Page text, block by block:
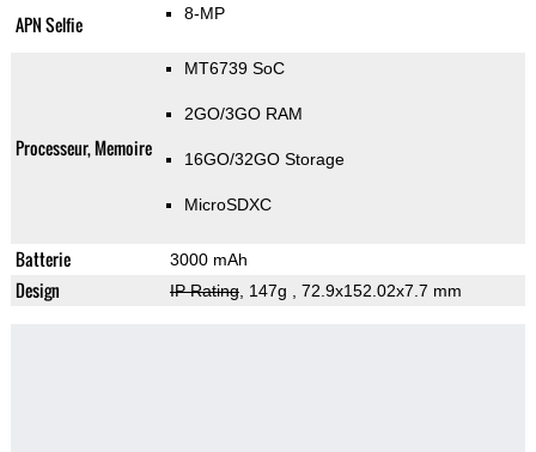
APN Selfie 8-MP
Processeur, Memoire
MT6739 SoC
2GO/3GO RAM
16GO/32GO Storage
MicroSDXC
Batterie 3000 mAh
Design IP Rating, 147g , 72.9x152.02x7.7 mm